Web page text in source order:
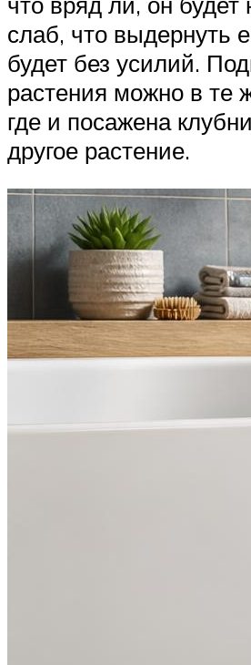
слаб, что выдернуть
будет без усилий.
растения можно в те
где и посажена
другое растение.